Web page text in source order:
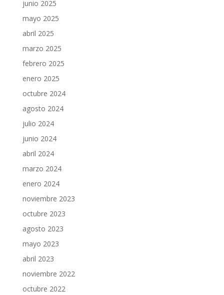
junio 2025
mayo 2025
abril 2025
marzo 2025
febrero 2025
enero 2025
octubre 2024
agosto 2024
julio 2024
junio 2024
abril 2024
marzo 2024
enero 2024
noviembre 2023
octubre 2023
agosto 2023
mayo 2023
abril 2023
noviembre 2022
octubre 2022